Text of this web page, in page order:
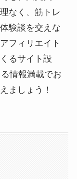
なく、筋トレ
験談を交えな
フィリエイト
るサイト設
情報満載でお
ましょう！